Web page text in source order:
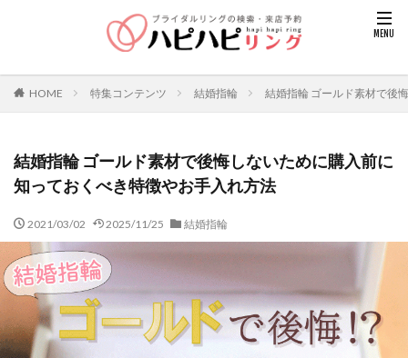
HOME 特集コンテンツ 結婚指輪 結婚指輪 ゴールド素材で後
結婚指輪 ゴールド素材で後悔しないために購入前に
知っておくべき特徴やお手入れ方法
2021/03/02 2025/11/25 結婚指輪